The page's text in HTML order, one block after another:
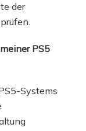
der
PS5
Systems